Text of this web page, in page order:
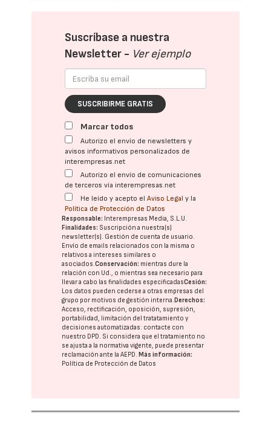
Suscríbase a nuestra
Newsletter - Ver ejemplo
SUSCRIBIRME GRATIS
Marcar todos
Autorizo el envío de newsletters y
avisos informativos personalizados de
interempresas.net
Autorizo el envío de comunicaciones
de terceros vía interempresas.net
He leído y acepto elAviso Legal y la
Política de Protección de Datos
Responsable: Interempresas Media, S.L.U.
Finalidades: Suscripción a nuestra(s)
newsletter(s). Gestión de cuenta de usuario.
Envío de emails relacionados con la misma o
relativos a intereses similares o
asociados.Conservación: mientras dure la
relación con Ud., o mientras sea necesario para
llevar a cabo las finalidades especificadasCesión:
Los datos pueden cederse a otras empresas del
grupo por motivos de gestión interna. Derechos:
Acceso, rectificación, oposición, supresión,
portabilidad, limitación del tratatamiento y
decisiones automatizadas: contacte con
nuestro DPD. Si considera que el tratamiento no
se ajusta a la normativa vigente, puede presentar
reclamación ante laAEPD. Más información:
Política de Protección de Datos